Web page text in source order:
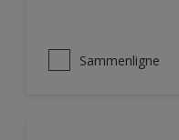
Sammenligne